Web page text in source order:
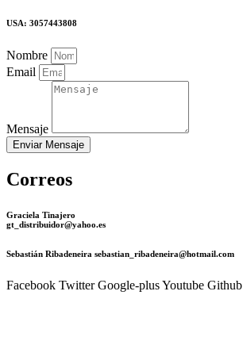
USA: 3057443808
Nombre
Email
Mensaje
Enviar Mensaje
Correos
Graciela Tinajero
gt_distribuidor@yahoo.es
Sebastián Ribadeneira sebastian_ribadeneira@hotmail.com
Facebook Twitter Google-plusYoutube Github